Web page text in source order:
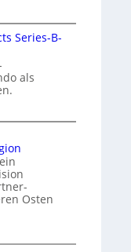
Series-B-
als
Osten